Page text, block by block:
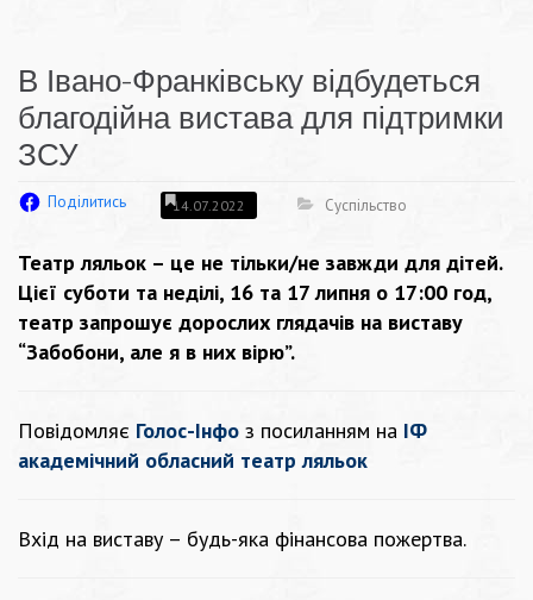
В Івано-Франківську відбудеться
благодійна вистава для підтримки
ЗСУ
Поділитись 14.07.2022 Суспільство
Театр ляльок – це не тільки/не завжди для дітей.
Цієї суботи та неділі, 16 та 17 липня о 17:00 год,
театр запрошує дорослих глядачів на виставу
“Забобони, але я в них вірю”.
Повідомляє Голос-Інфо з посиланням на ІФ
академічний обласний театр ляльок
Вхід на виставу – будь-яка фінансова пожертва.